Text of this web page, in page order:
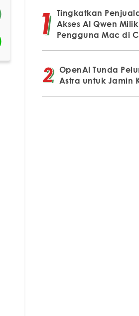
Tingkatkan
Akses AI Qwen
Pengguna Mac di
OpenAI Tunda
Astra untuk Jamin